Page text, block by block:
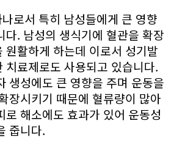
로서 특히 남성들에게 큰 영향
다. 남성의 생식기에 혈관을 확장
원활하게 하는데 이로서 성기발
치료제로도 사용되고 있습니다.
생성에도 큰 영향을 주며 운동을
장시키기 때문에 혈류량이 많아
로 해소에도 효과가 있어 운동성
줍니다.